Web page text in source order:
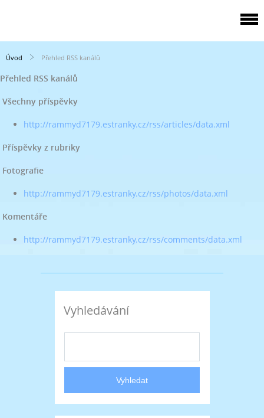
Úvod Přehled RSS kanálů
Přehled RSS kanálů
Všechny příspěvky
http://rammyd7179.estranky.cz/rss/articles/data.xml
Příspěvky z rubriky
Fotografie
http://rammyd7179.estranky.cz/rss/photos/data.xml
Komentáře
http://rammyd7179.estranky.cz/rss/comments/data.xml
Vyhledávání